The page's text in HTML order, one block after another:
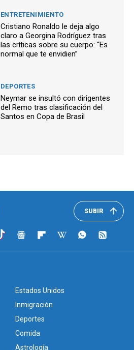
ENTRETENIMIENTO
Cristiano Ronaldo le deja algo
claro a Georgina Rodríguez tras
las críticas sobre su cuerpo: “Es
normal que te envidien”
DEPORTES
Neymar se insultó con dirigentes
del Remo tras clasificación del
Santos en Copa de Brasil
SUBIR
Estados Unidos
Inmigración
Deportes
Comida
Astrología